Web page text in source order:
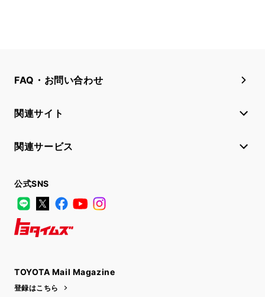
FAQ・お問い合わせ
関連サイト
関連サービス
公式SNS
LINE
X FacebookYouTube
TOYOTA Mail Magazine
登録はこちら